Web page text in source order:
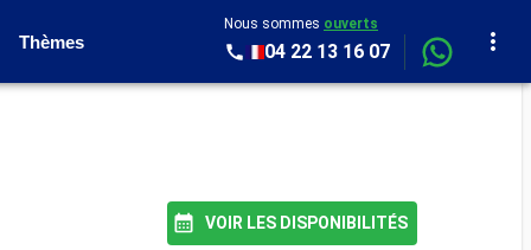
Thèmes
Nous sommes ouverts
04 22 13 16 07
VOIR LES DISPONIBILITÉS